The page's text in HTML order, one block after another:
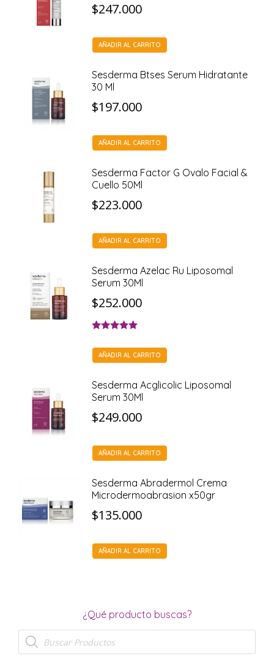
$247.000
AÑADIR AL CARRITO
Sesderma Btses Serum Hidratante
30 Ml
$197.000
AÑADIR AL CARRITO
Sesderma Factor G Ovalo Facial &
Cuello 50Ml
$223.000
AÑADIR AL CARRITO
Sesderma Azelac Ru Liposomal
Serum 30Ml
$252.000
5.00de 5
AÑADIR AL CARRITO
Sesderma Acglicolic Liposomal
Serum 30Ml
$249.000
AÑADIR AL CARRITO
Sesderma Abradermol Crema
Microdermoabrasion x50gr
$135.000
AÑADIR AL CARRITO
¿Qué producto buscas?
Búsqueda
de
productos